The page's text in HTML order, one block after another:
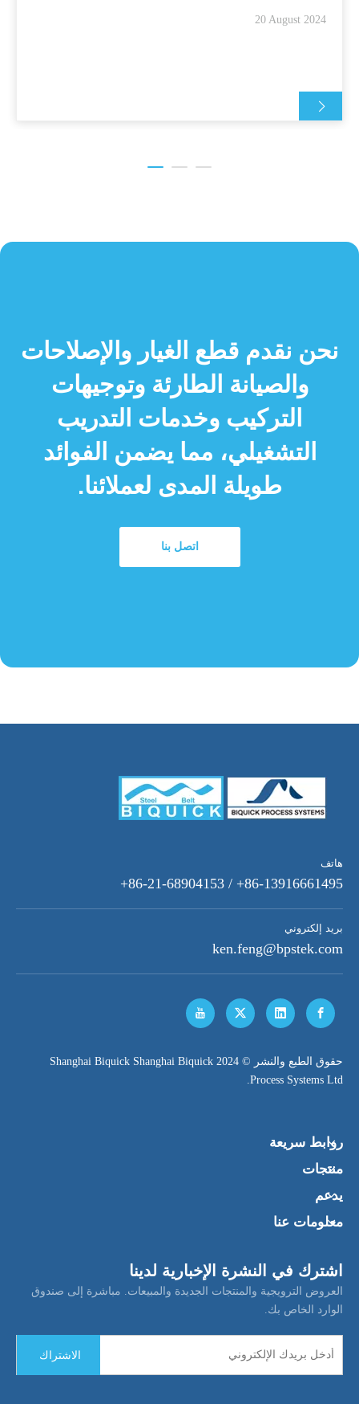
20 August 2024
نحن نقدم قطع الغيار والإصلاحات
والصيانة الطارئة وتوجيهات
التركيب وخدمات التدريب
التشغيلي، مما يضمن الفوائد
طويلة المدى لعملائنا.
اتصل بنا
هاتف
86-13916661495+ / 86-21-68904153+
بريد إلكتروني
ken.feng@bpstek.com
​حقوق الطبع والنشر © 2024 Shanghai Biquick Shanghai Biquick
Process Systems Ltd.
روابط سريعة
منتجات
يدعم
معلومات عنا
اشترك في النشرة الإخبارية لدينا
العروض الترويجية والمنتجات الجديدة والمبيعات. مباشرة إلى صندوق
الوارد الخاص بك.
الاشتراك